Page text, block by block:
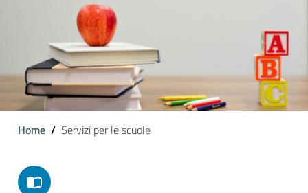
Home Servizi per le scuole